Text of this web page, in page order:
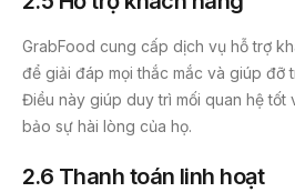
GrabFood cung cấp dịch vụ hỗ trợ
để giải đáp mọi thắc mắc và giúp đỡ
Điều này giúp duy trì mối quan hệ tốt
bảo sự hài lòng của họ.
2.6 Thanh toán linh hoạt